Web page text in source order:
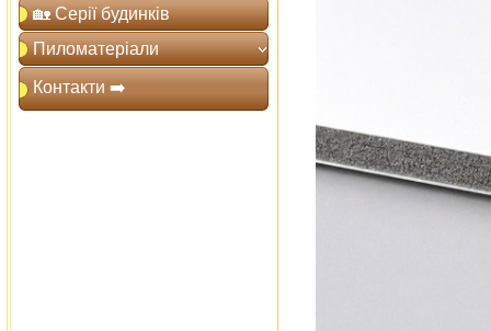
🏡 Серії будинків
Пиломатеріали
Контакти ➡️